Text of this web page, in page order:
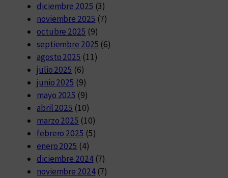
diciembre 2025 (3)
noviembre 2025 (7)
octubre 2025 (9)
septiembre 2025 (6)
agosto 2025 (11)
julio 2025 (6)
junio 2025 (9)
mayo 2025 (9)
abril 2025 (10)
marzo 2025 (10)
febrero 2025 (5)
enero 2025 (4)
diciembre 2024(7)
noviembre 2024(7)